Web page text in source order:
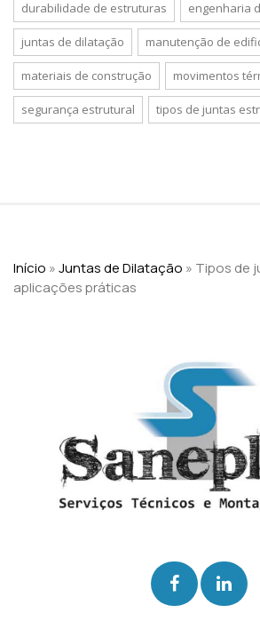
durabilidade de estruturas engenharia
juntas de dilatação manutenção de
materiais de construção movimentos
segurança estrutural tipos de juntas
Início »Juntas de Dilatação » Tipos de
aplicações práticas